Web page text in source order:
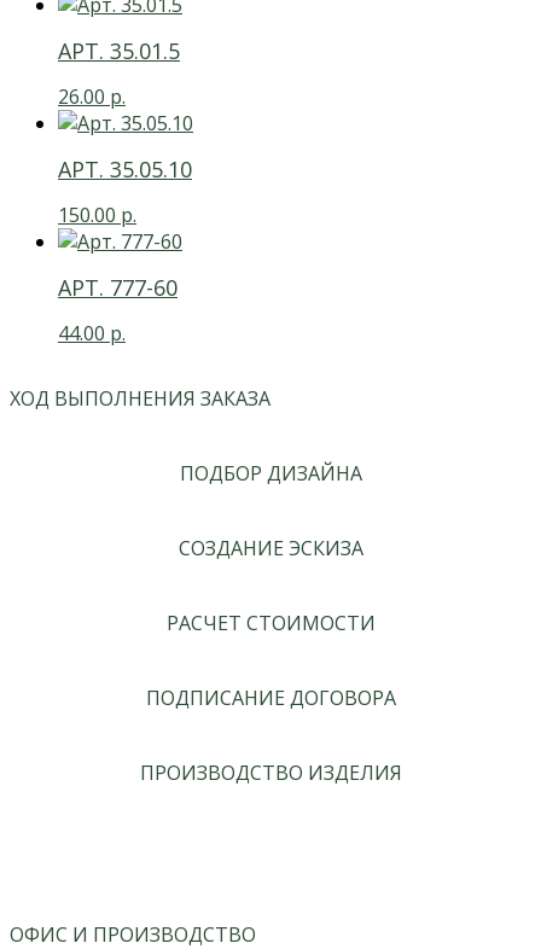
АРТ. 35.01.5
26.00 р.
АРТ. 35.05.10
150.00 р.
АРТ. 777-60
44.00 р.
ХОД ВЫПОЛНЕНИЯ ЗАКАЗА
ПОДБОР ДИЗАЙНА
СОЗДАНИЕ ЭСКИЗА
РАСЧЕТ СТОИМОСТИ
ПОДПИСАНИЕ ДОГОВОРА
ПРОИЗВОДСТВО ИЗДЕЛИЯ
ОФИС И ПРОИЗВОДСТВО